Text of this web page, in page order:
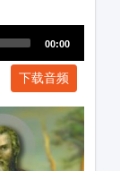
00:00
下载音频